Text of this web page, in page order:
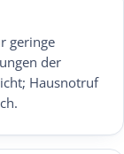
geringe
der
Hausnotruf